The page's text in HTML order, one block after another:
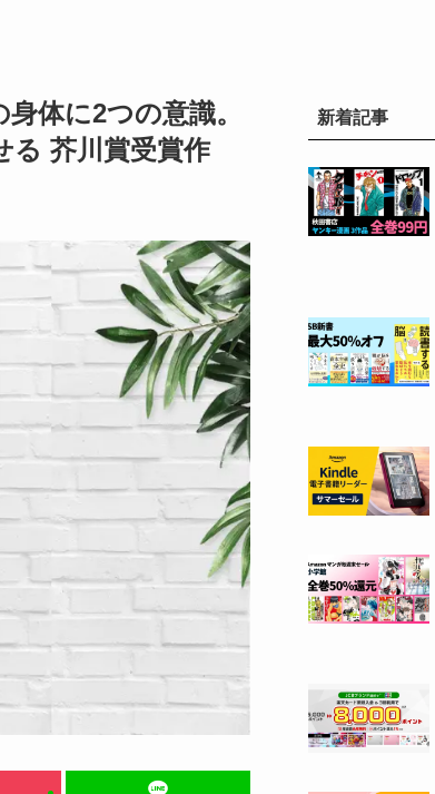
体に2つの意識。
る 芥川賞受賞作
新着記事